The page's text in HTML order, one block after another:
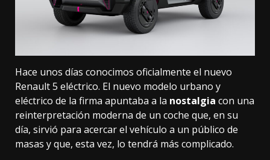
Hace unos días conocimos oficialmente el nuevo
Renault 5 eléctrico. El nuevo modelo urbano y
eléctrico de la firma apuntaba a la nostalgia con una
reinterpretación moderna de un coche que, en su
día, sirvió para acercar el vehículo a un público de
masas y que, esta vez, lo tendrá más complicado.